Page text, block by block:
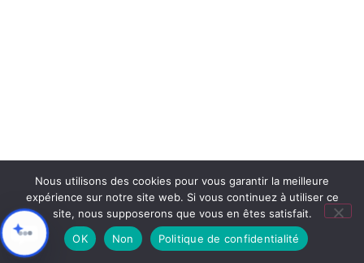
Nous utilisons des cookies pour vous garantir la meilleure
expérience sur notre site web. Si vous continuez à utiliser ce
site, nous supposerons que vous en êtes satisfait.
OK
Non Politique de confidentialité